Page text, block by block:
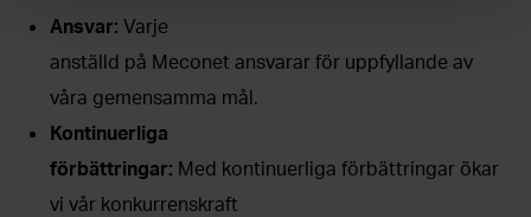
Ansvar: Varje
anställd på Meconet ansvarar för uppfyllande av
våra gemensamma mål.
Kontinuerliga
förbättringar: Med kontinuerliga förbättringar ökar
vi vår konkurrenskraft